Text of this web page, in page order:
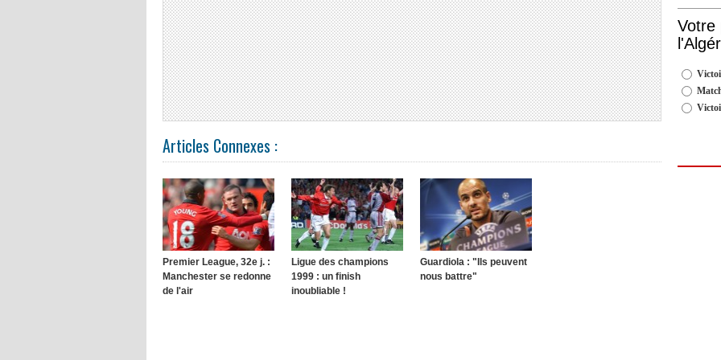
Articles Connexes :
Premier League, 32e j. :
Manchester se redonne
de l'air
Ligue des champions
1999 : un finish
inoubliable !
Guardiola : "Ils peuvent
nous battre"
Votre